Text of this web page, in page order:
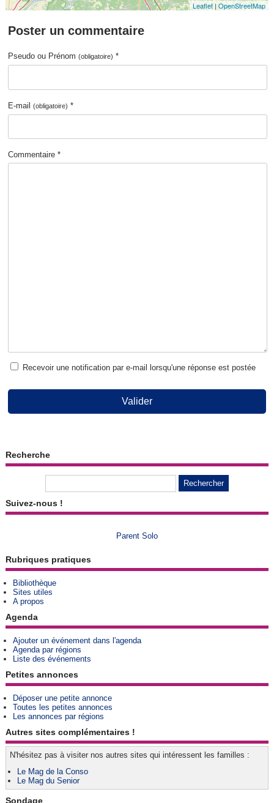
Leaflet |OpenStreetMap
Poster un commentaire
Pseudo ou Prénom(obligatoire) *
E-mail(obligatoire) *
Commentaire *
Recevoir une notification par e-mail lorsqu'une réponse est postée
Valider
Recherche
Suivez-nous !
Parent Solo
Rubriques pratiques
Bibliothèque
Sites utiles
A propos
Agenda
Ajouter un événement dans l'agenda
Agenda par régions
Liste des événements
Petites annonces
Déposer une petite annonce
Toutes les petites annonces
Les annonces par régions
Autres sites complémentaires !
N'hésitez pas à visiter nos autres sites qui intéressent les familles :
Le Mag de la Conso
Le Mag du Senior
Sondage